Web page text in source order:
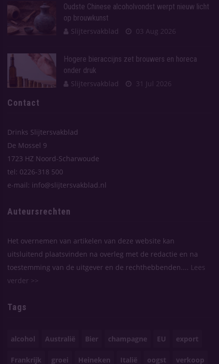
Oudste Chinese alcoholvondst werpt nieuw licht
op brouwkunst
Slijtersvakblad
03 Aug 2026
Hogere bieraccijns zet brouwers en horeca
onder druk
Slijtersvakblad
31 Jul 2026
Contact
Drinks Slijtersvakblad
De Mossel 9
1723 HZ Noord-Scharwoude
tel: 0226-318 500
e-mail: info@slijtersvakblad.nl
Auteursrechten
Het overnemen van artikelen van deze website kan
uitsluitend plaatsvinden na overleg met de redactie en na
toestemming van de uitgever en de rechthebbenden....
Lees
verder >>
Tags
alcohol Australië Bier champagne EU export
Frankrijk groei Heineken Italië oogst verkoop